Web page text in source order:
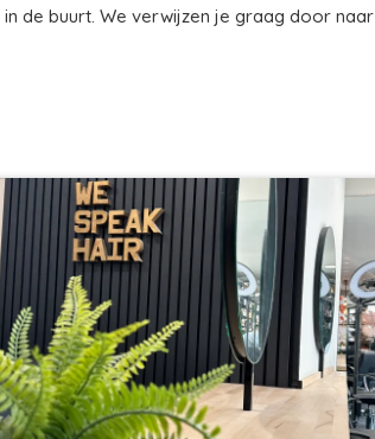
de buurt. We verwijzen je graag door naar